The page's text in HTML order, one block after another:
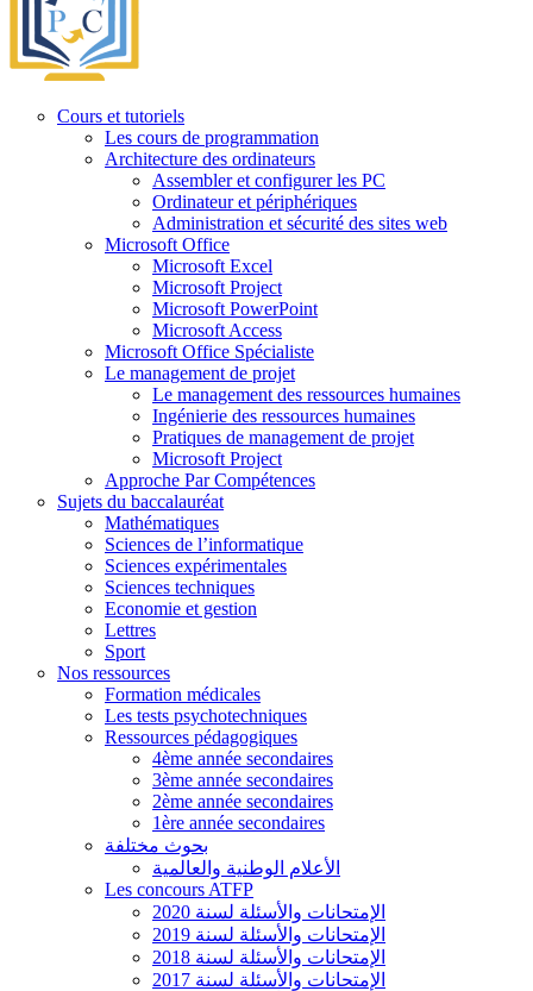
Cours et tutoriels
Les cours de programmation
Architecture des ordinateurs
Assembler et configurer les PC
Ordinateur et périphériques
Administration et sécurité des sites web
Microsoft Office
Microsoft Excel
Microsoft Project
Microsoft PowerPoint
Microsoft Access
Microsoft Office Spécialiste
Le management de projet
Le management des ressources humaines
Ingénierie des ressources humaines
Pratiques de management de projet
Microsoft Project
Approche Par Compétences
Sujets du baccalauréat
Mathématiques
Sciences de l’informatique
Sciences expérimentales
Sciences techniques
Economie et gestion
Lettres
Sport
Nos ressources
Formation médicales
Les tests psychotechniques
Ressources pédagogiques
4ème année secondaires
3ème année secondaires
2ème année secondaires
1ère année secondaires
بحوث مختلفة
الأعلام الوطنية والعالمية
Les concours ATFP
الإمتحانات والأسئلة لسنة 2020
الإمتحانات والأسئلة لسنة 2019
الإمتحانات والأسئلة لسنة 2018
الإمتحانات والأسئلة لسنة 2017